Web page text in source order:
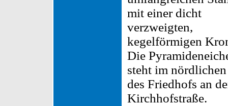
mit einer dicht
verzweigten,
kegelförmigen
Die
steht im
des Friedhofs an
Kirchhofstraße.